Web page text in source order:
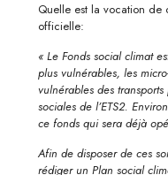
Quelle est la vocation de
officielle:
« Le Fonds social climat
plus vulnérables, les
vulnérables des
sociales de l’ETS2.
ce fonds qui sera déjà
Afin de disposer de ces
rédiger un Plan social